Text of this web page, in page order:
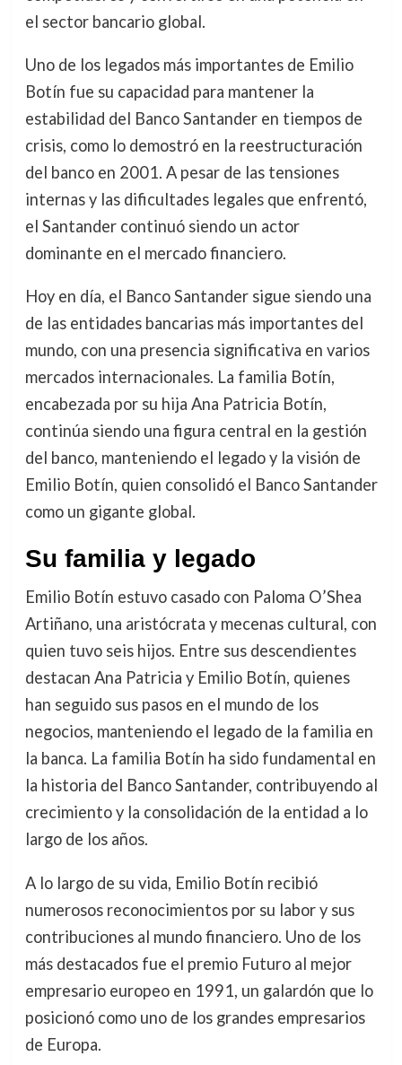
el sector bancario global.
Uno de los legados más importantes de Emilio
Botín fue su capacidad para mantener la
estabilidad del Banco Santander en tiempos de
crisis, como lo demostró en la reestructuración
del banco en 2001. A pesar de las tensiones
internas y las dificultades legales que enfrentó,
el Santander continuó siendo un actor
dominante en el mercado financiero.
Hoy en día, el Banco Santander sigue siendo una
de las entidades bancarias más importantes del
mundo, con una presencia significativa en varios
mercados internacionales. La familia Botín,
encabezada por su hija Ana Patricia Botín,
continúa siendo una figura central en la gestión
del banco, manteniendo el legado y la visión de
Emilio Botín, quien consolidó el Banco Santander
como un gigante global.
Su familia y legado
Emilio Botín estuvo casado con Paloma O’Shea
Artiñano, una aristócrata y mecenas cultural, con
quien tuvo seis hijos. Entre sus descendientes
destacan Ana Patricia y Emilio Botín, quienes
han seguido sus pasos en el mundo de los
negocios, manteniendo el legado de la familia en
la banca. La familia Botín ha sido fundamental en
la historia del Banco Santander, contribuyendo al
crecimiento y la consolidación de la entidad a lo
largo de los años.
A lo largo de su vida, Emilio Botín recibió
numerosos reconocimientos por su labor y sus
contribuciones al mundo financiero. Uno de los
más destacados fue el premio Futuro al mejor
empresario europeo en 1991, un galardón que lo
posicionó como uno de los grandes empresarios
de Europa.